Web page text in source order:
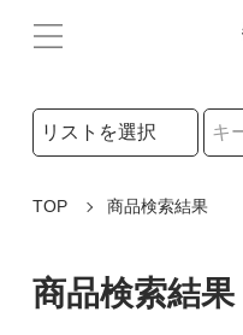
検索リストの選択
TOP 商品検索結果
商品検索結果